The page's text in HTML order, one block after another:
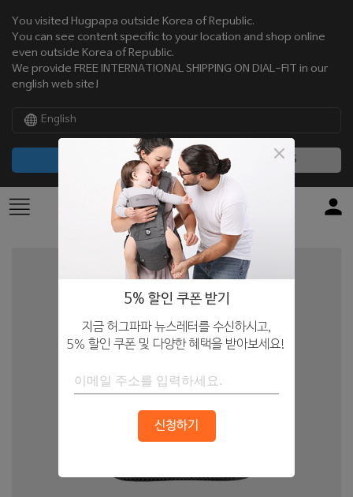
You visited Hugpapa outside Korea of Republic.
You can see content specific to your location and shop online
even outside Korea of Republic.
We provide FREE INTERNATIONAL SHIPPING ON DIAL-FIT in our
english web site!
English
NO, THANKS
5% 할인 쿠폰 받기
지금 허그파파 뉴스레터를 수신하시고,
5% 할인 쿠폰 및 다양한 혜택을 받아보세요!
신청하기